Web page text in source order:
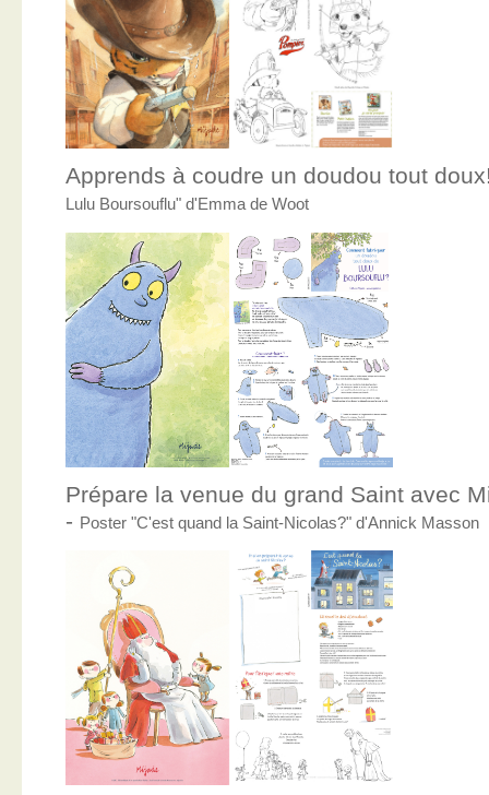
Apprends à coudre un doudou tout
Lulu Boursouflu" d'Emma de Woot
Prépare la venue du grand Saint avec
- Poster "C'est quand la Saint-Nicolas?" d'Annick Masson